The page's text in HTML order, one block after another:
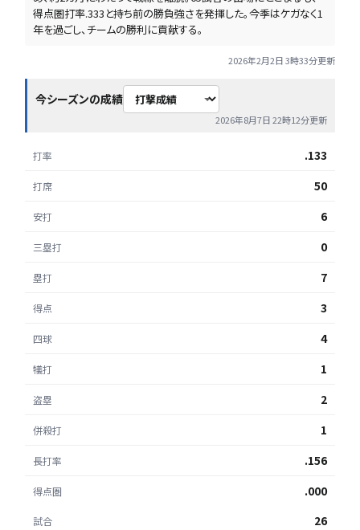
得点圏打率.333と持ち前の勝負強さを発揮した。今季はケガなく1
年を過ごし、チームの勝利に貢献する。
2026年2月2日 3時33分更新
今シーズンの成績
2026年8月7日 22時12分更新
打率 .133
打席 50
安打 6
三塁打 0
塁打 7
得点 3
四球 4
犠打 1
盗塁 2
併殺打 1
長打率 .156
得点圏 .000
試合 26